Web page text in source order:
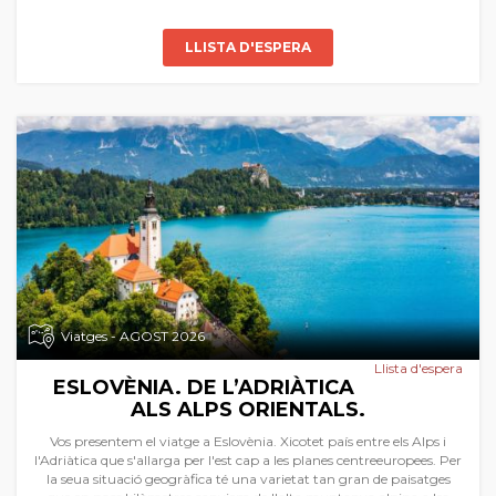
LLISTA D'ESPERA
Viatges - AGOST 2026
Llista d'espera
ESLOVÈNIA. DE L’ADRIÀTICA
ALS ALPS ORIENTALS.
Vos presentem el viatge a Eslovènia. Xicotet país entre els Alps i
l'Adriàtica que s'allarga per l'est cap a les planes centreeuropees. Per
la seua situació geogràfica té una varietat tan gran de paisatges